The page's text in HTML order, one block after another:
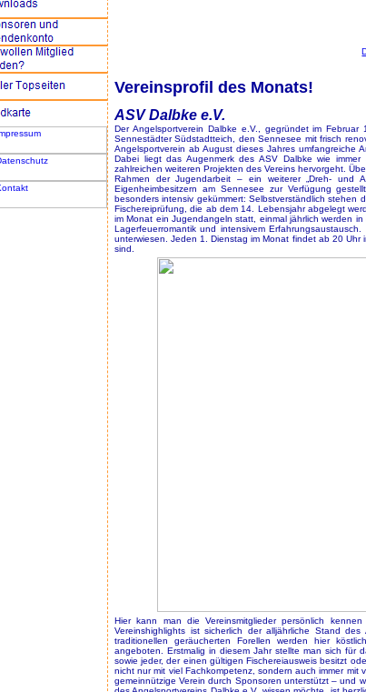
Vereinsprofil des Monats!
ASV Dalbke e.V.
Der Angelsportverein Dalbke e.V., gegründet im
Sennestädter Südstadtteich, den Sennesee mit frisch
Angelsportverein ab August dieses Jahres umfangreiche
Dabei liegt das Augenmerk des ASV Dalbke wie
zahlreichen weiteren Projekten des Vereins hervorgeht.
Rahmen der Jugendarbeit – ein weiterer „Dreh- und
Eigenheimbesitzern am Sennesee zur Verfügung
besonders intensiv gekümmert: Selbstverständlich stehen
Fischereiprüfung, die ab dem 14. Lebensjahr abgelegt
im Monat ein Jugendangeln statt, einmal jährlich werden
Lagerfeuerromantik und intensivem
unterwiesen. Jeden 1. Dienstag im Monat findet ab 20
sind.
Hier kann man die Vereinsmitglieder persönlich
Vereinshighlights ist sicherlich der alljährliche Stand
traditionellen geräucherten Forellen werden hier
angeboten. Erstmalig in diesem Jahr stellte man sich für
sowie jeder, der einen gültigen Fischereiausweis besitzt
nicht nur mit viel Fachkompetenz, sondern auch immer
gemeinnützige Verein durch Sponsoren unterstützt – und